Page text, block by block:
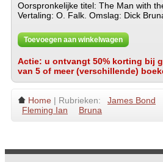
Oorspronkelijke titel: The Man with
Vertaling: O. Falk. Omslag: Dick
Toevoegen aan winkelwagen
Actie: u ontvangt 50% korting bij
van 5 of meer (verschillende)
Home | Rubrieken: James Bond
Fleming Ian
Bruna